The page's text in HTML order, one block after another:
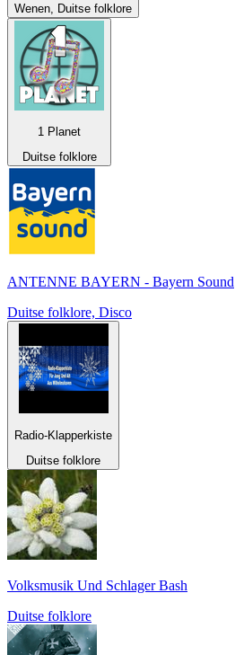
Wenen, Duitse folklore
1 Planet
Duitse folklore
ANTENNE BAYERN - Bayern Sound
Duitse folklore, Disco
Radio-Klapperkiste
Duitse folklore
Volksmusik Und Schlager Bash
Duitse folklore